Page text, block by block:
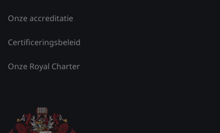
Onze accreditatie
Certificeringsbeleid
Onze Royal Charter